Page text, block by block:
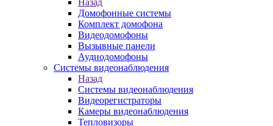
Назад
Домофонные системы
Комплект домофона
Видеодомофоны
Вызывные панели
Аудиодомофоны
Системы видеонаблюдения
Назад
Системы видеонаблюдения
Видеорегистраторы
Камеры видеонаблюдения
Тепловизоры